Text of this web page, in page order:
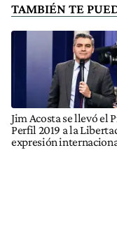
TAMBIÉN TE
Jim Acosta se llevó el
Perfil 2019 a la
expresión